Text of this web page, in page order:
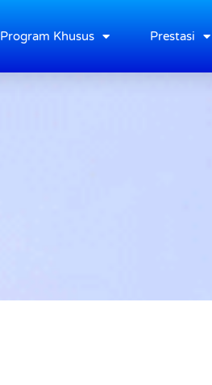
Program Khusus Prestasi